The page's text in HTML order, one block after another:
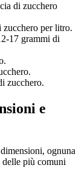
di zucchero
per litro.
17 grammi di
zucchero.
e
ognuna
più comuni